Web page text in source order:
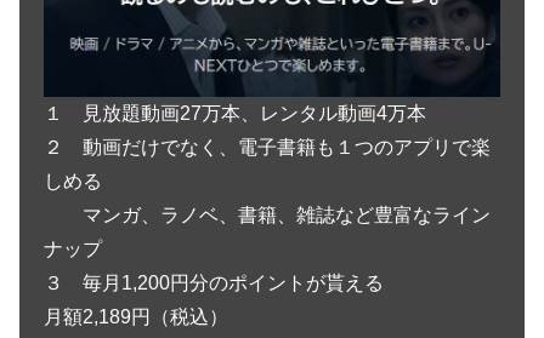
１ 見放題動画27万本、レンタル動画4万本
２ 動画だけでなく、電子書籍も１つのアプリで楽
しめる
マンガ、ラノベ、書籍、雑誌など豊富なライン
ナップ
３ 毎月1,200円分のポイントが貰える
月額2,189円（税込）